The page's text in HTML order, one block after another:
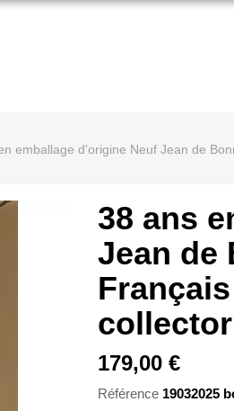
emballage d'origine Neuf Jean de
38 ans
Jean de
179,00 €
Référence 19032025